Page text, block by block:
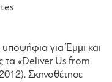
υποψήφια για Έμμι και
τα «Deliver Us from
Σκηνοθέτησε